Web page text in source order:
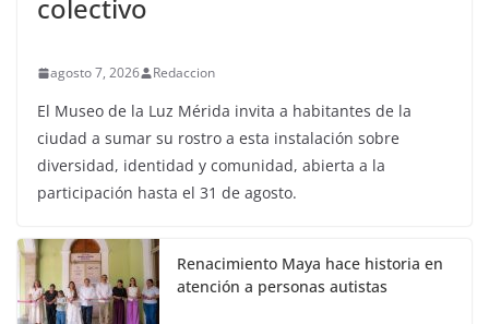
colectivo
agosto 7, 2026 Redaccion
El Museo de la Luz Mérida invita a habitantes de la
ciudad a sumar su rostro a esta instalación sobre
diversidad, identidad y comunidad, abierta a la
participación hasta el 31 de agosto.
Renacimiento Maya hace historia en
atención a personas autistas